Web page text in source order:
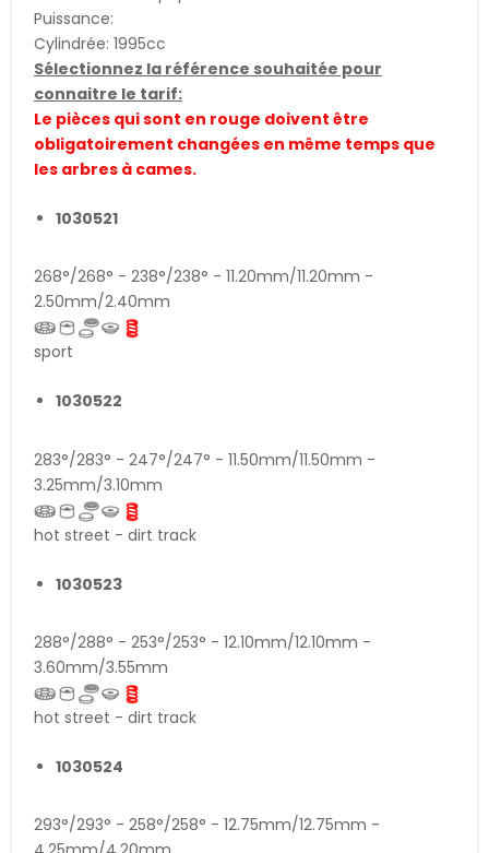
Puissance:
Cylindrée: 1995cc
Sélectionnez la référence souhaitée pour
connaitre le tarif:
Le pièces qui sont en rouge doivent être
obligatoirement changées en même temps que
les arbres à cames.
1030521
268°/268° - 238°/238° - 11.20mm/11.20mm -
2.50mm/2.40mm
sport
1030522
283°/283° - 247°/247° - 11.50mm/11.50mm -
3.25mm/3.10mm
hot street - dirt track
1030523
288°/288° - 253°/253° - 12.10mm/12.10mm -
3.60mm/3.55mm
hot street - dirt track
1030524
293°/293° - 258°/258° - 12.75mm/12.75mm -